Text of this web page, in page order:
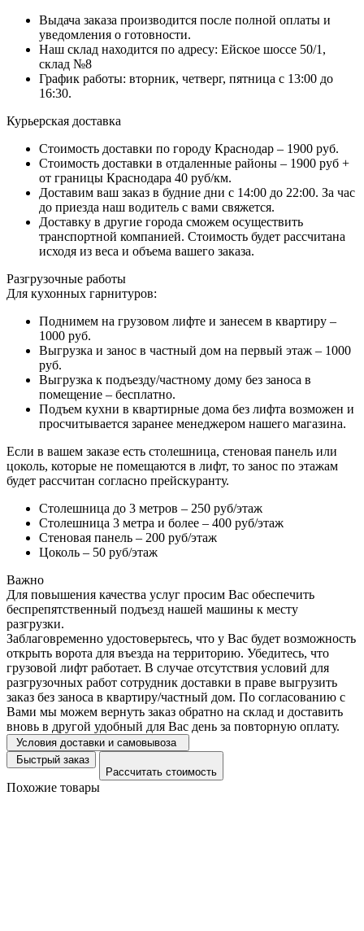
Выдача заказа производится после полной оплаты и
уведомления о готовности.
Наш склад находится по адресу: Ейское шоссе 50/1,
склад №8
График работы: вторник, четверг, пятница с 13:00 до
16:30.
Курьерская доставка
Стоимость доставки по городу Краснодар – 1900 руб.
Стоимость доставки в отдаленные районы – 1900 руб +
от границы Краснодара 40 руб/км.
Доставим ваш заказ в будние дни с 14:00 до 22:00. За час
до приезда наш водитель с вами свяжется.
Доставку в другие города сможем осуществить
транспортной компанией. Стоимость будет рассчитана
исходя из веса и объема вашего заказа.
Разгрузочные работы
Для кухонных гарнитуров:
Поднимем на грузовом лифте и занесем в квартиру –
1000 руб.
Выгрузка и занос в частный дом на первый этаж – 1000
руб.
Выгрузка к подъезду/частному дому без заноса в
помещение – бесплатно.
Подъем кухни в квартирные дома без лифта возможен и
просчитывается заранее менеджером нашего магазина.
Если в вашем заказе есть столешница, стеновая панель или
цоколь, которые не помещаются в лифт, то занос по этажам
будет рассчитан согласно прейскуранту.
Столешница до 3 метров – 250 руб/этаж
Столешница 3 метра и более – 400 руб/этаж
Стеновая панель – 200 руб/этаж
Цоколь – 50 руб/этаж
Важно
Для повышения качества услуг просим Вас обеспечить
беспрепятственный подъезд нашей машины к месту
разгрузки.
Заблаговременно удостоверьтесь, что у Вас будет возможность
открыть ворота для въезда на территорию. Убедитесь, что
грузовой лифт работает. В случае отсутствия условий для
разгрузочных работ сотрудник доставки в праве выгрузить
заказ без заноса в квартиру/частный дом. По согласованию с
Вами мы можем вернуть заказ обратно на склад и доставить
вновь в другой удобный для Вас день за повторную оплату.
Условия доставки и самовывоза
Быстрый заказ
Рассчитать стоимость
Похожие товары